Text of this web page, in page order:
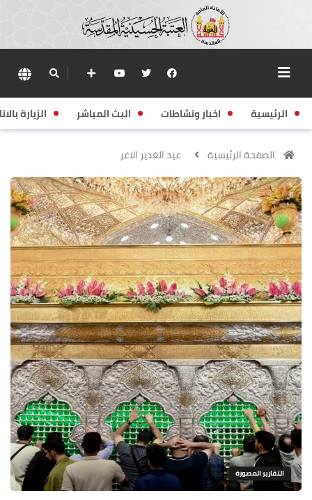
الرئيسية اخبار ونشاطات البث المباشر الزيارة
الصفحة الرئيسية عيد الغدير الاغر
التقارير المصورة